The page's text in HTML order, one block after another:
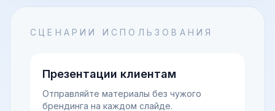
СЦЕНАРИИ ИСПОЛЬЗОВАНИЯ
Презентации клиентам
Отправляйте материалы без чужого
брендинга на каждом слайде.